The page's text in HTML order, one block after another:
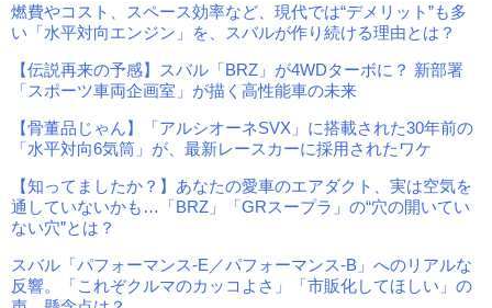
燃費やコスト、スペース効率など、現代では“デメリット”も多
い「水平対向エンジン」を、スバルが作り続ける理由とは？
【伝説再来の予感】スバル「BRZ」が4WDターボに？ 新部署
「スポーツ車両企画室」が描く高性能車の未来
【骨董品じゃん】「アルシオーネSVX」に搭載された30年前の
「水平対向6気筒」が、最新レースカーに採用されたワケ
【知ってましたか？】あなたの愛車のエアダクト、実は空気を
通していないかも…「BRZ」「GRスープラ」の“穴の開いてい
ない穴”とは？
スバル「パフォーマンス-E／パフォーマンス-B」へのリアルな
反響。「これぞクルマのカッコよさ」「市販化してほしい」の